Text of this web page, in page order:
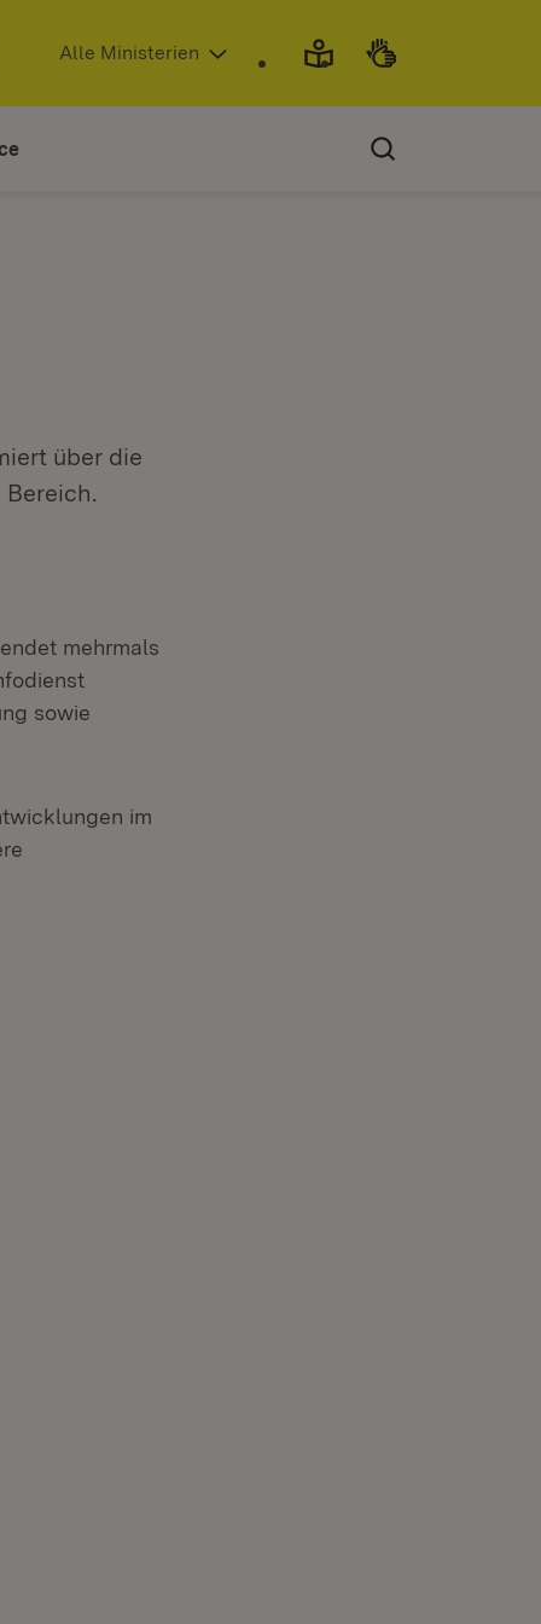
(Öffnet in neuem Fenster)
Alle Ministerien
über die
mehrmals
sowie
im